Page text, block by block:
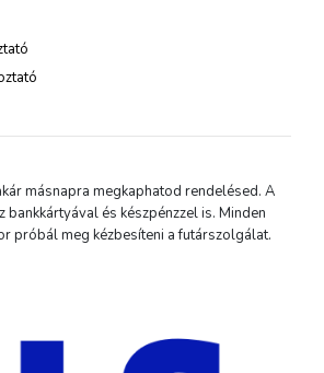
másnapra megkaphatod rendelésed. A
bankkártyával és készpénzzel is. Minden
próbál meg kézbesíteni a futárszolgálat.